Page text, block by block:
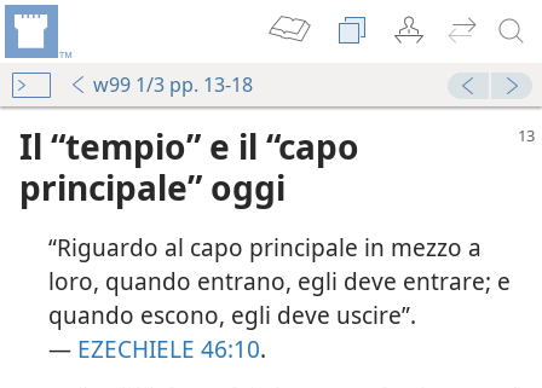
w99 1/3 pp. 13-18
Il “tempio” e il “capo
principale” oggi
“Riguardo al capo principale in mezzo a
loro, quando entrano, egli deve entrare; e
quando escono, egli deve uscire”.
— EZECHIELE 46:10.